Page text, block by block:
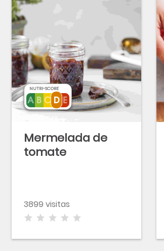
Mermelada de
tomate
3899 visitas
NUTRI-SCORE